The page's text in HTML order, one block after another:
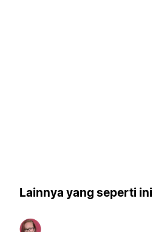
Lainnya yang seperti ini